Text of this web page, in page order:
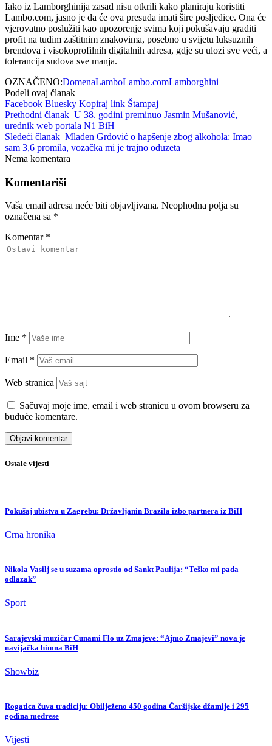
Iako iz Lamborghinija zasad nisu otkrili kako planiraju koristiti
Lambo.com, jasno je da će ova presuda imati šire posljedice. Ona će
vjerovatno poslužiti kao upozorenje svima koji pokušavaju graditi
profit na tuđim zaštitnim znakovima, posebno u svijetu luksuznih
brendova i visokoprofilnih digitalnih adresa, gdje su ulozi sve veći, a
tolerancija sudova sve manja.
OZNAČENO:DomenaLamboLambo.comLamborghini
Podeli ovaj članak
Facebook Bluesky Kopiraj link Štampaj
Prethodni članak U 38. godini preminuo Jasmin Mušanović,
urednik web portala N1 BiH
Sledeći članak Mladen Grdović o hapšenje zbog alkohola: Imao
sam 3,6 promila, vozačka mi je trajno oduzeta
Nema komentara
Komentariši
Vaša email adresa neće biti objavljivana. Neophodna polja su
označena sa *
Komentar *
Ime *
Email *
Web stranica
Sačuvaj moje ime, email i web stranicu u ovom browseru za
buduće komentare.
Ostale vijesti
Pokušaj ubistva u Zagrebu: Državljanin Brazila izbo partnera iz BiH
Crna hronika
Nikola Vasilj se u suzama oprostio od Sankt Paulija: “Teško mi pada
odlazak”
Sport
Sarajevski muzičar Cunami Flo uz Zmajeve: “Ajmo Zmajevi” nova je
navijačka himna BiH
Showbiz
Rogatica čuva tradiciju: Obilježeno 450 godina Čaršijske džamije i 295
godina medrese
Vijesti